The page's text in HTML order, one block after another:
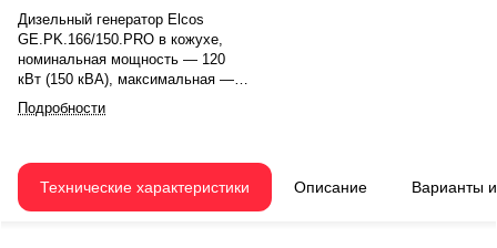
Дизельный генератор Elcos
GE.PK.166/150.PRO в кожухе,
номинальная мощность — 120
кВт (150 кВА), максимальная —
132 кВт (165 кВА). Двигатель
Perkins 1106A-70TAG2, рядный, 6-
оборотов. Система охлаждения
— жидкостная. Частота
Подробности
Технические характеристики Описание Варианты